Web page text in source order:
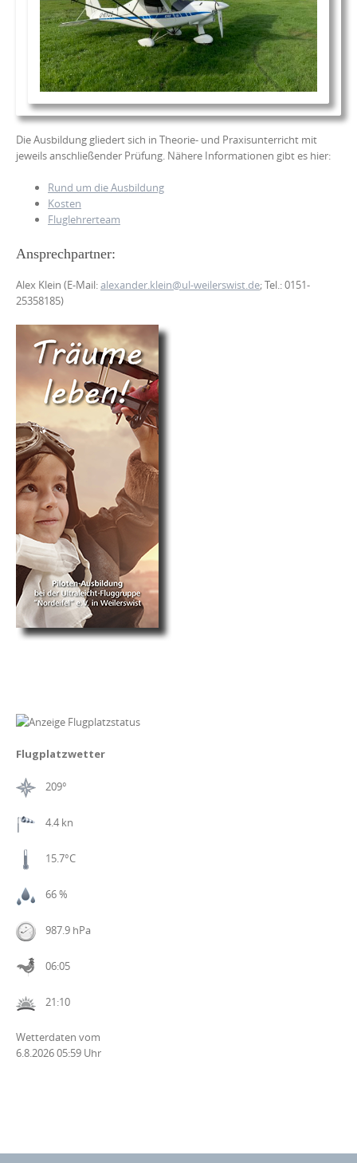
Die Ausbildung gliedert sich in Theorie- und Praxisunterricht mit
jeweils anschließender Prüfung. Nähere Informationen gibt es hier:
Rund um die Ausbildung
Kosten
Fluglehrerteam
Ansprechpartner:
Alex Klein (E-Mail:alexander.klein@ul-weilerswist.de; Tel.: 0151-
25358185)
Flugplatzwetter
209°
4.4 kn
15.7°C
66 %
987.9 hPa
06:05
21:10
Wetterdaten vom
6.8.2026 05:59 Uhr